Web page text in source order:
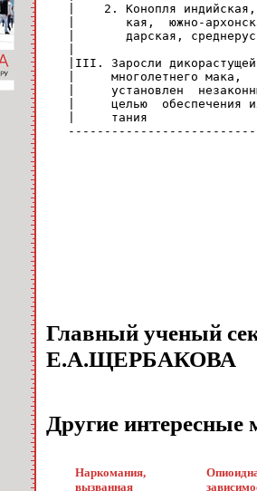
|    2. Конопля
|       кая,  южно-
|       дарская,
|III. Заросли
|     многолетнего мака,
|     установлен
|     целью  обеспечения
|     тания
Главный ученый
Е.А.ЩЕРБАКОВА
Другие интересные
Наркомания,
вызванная